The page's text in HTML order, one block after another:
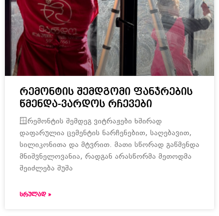
რემონტის შემდგომი ფანჯრების
წმენდა-ვარდოს რჩევები
🪟რემონტის შემდეგ ვიტრაჟები ხშირად
დაფარულია ცემენტის ნარჩენებით, საღებავით,
სილიკონითა და მტვრით. მათი სწორად გაწმენდა
მნიშვნელოვანია, რადგან არასწორმა მეთოდმა
შეიძლება შუშა
ᲡᲠᲣᲚᲐᲓ »